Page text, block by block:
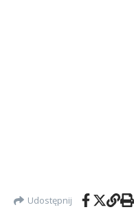
Udostępnij